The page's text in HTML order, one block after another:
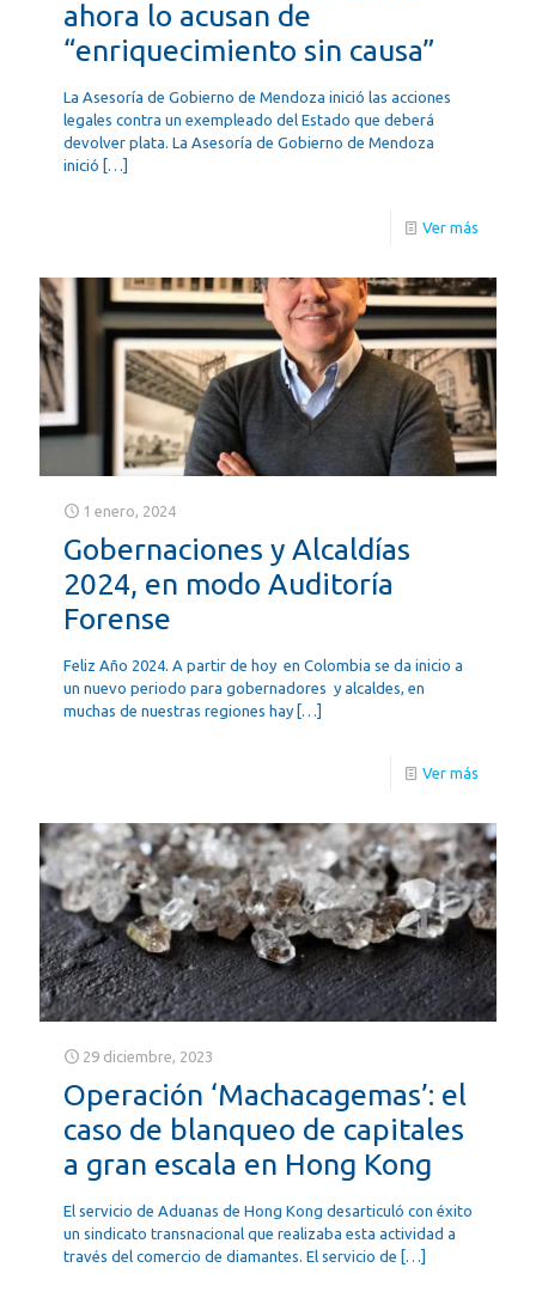
ahora lo acusan de
“enriquecimiento sin causa”
La Asesoría de Gobierno de Mendoza inició las acciones
legales contra un exempleado del Estado que deberá
devolver plata. La Asesoría de Gobierno de Mendoza
inició […]
Ver más
1 enero, 2024
Gobernaciones y Alcaldías
2024, en modo Auditoría
Forense
Feliz Año 2024. A partir de hoy en Colombia se da inicio a
un nuevo periodo para gobernadores y alcaldes, en
muchas de nuestras regiones hay […]
Ver más
29 diciembre, 2023
Operación ‘Machacagemas’: el
caso de blanqueo de capitales
a gran escala en Hong Kong
El servicio de Aduanas de Hong Kong desarticuló con éxito
un sindicato transnacional que realizaba esta actividad a
través del comercio de diamantes. El servicio de […]